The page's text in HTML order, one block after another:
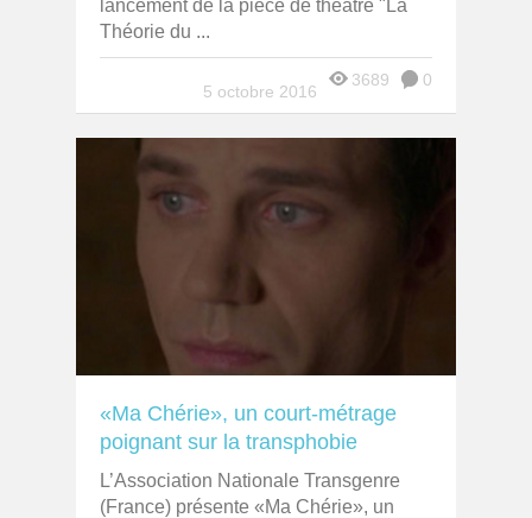
lancement de la pièce de théâtre "La
Théorie du ...
0
3689
5 octobre 2016
«Ma Chérie», un court-métrage
poignant sur la transphobie
L’Association Nationale Transgenre
(France) présente «Ma Chérie», un